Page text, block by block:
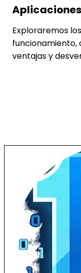
Aplicaciones
Exploraremos
funcionamiento,
ventajas y